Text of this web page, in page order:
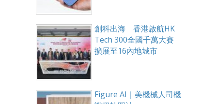
創科出海 香港啟航HK
Tech 300全國千萬大賽
擴展至16內地城市
Figure AI｜美機械人司機